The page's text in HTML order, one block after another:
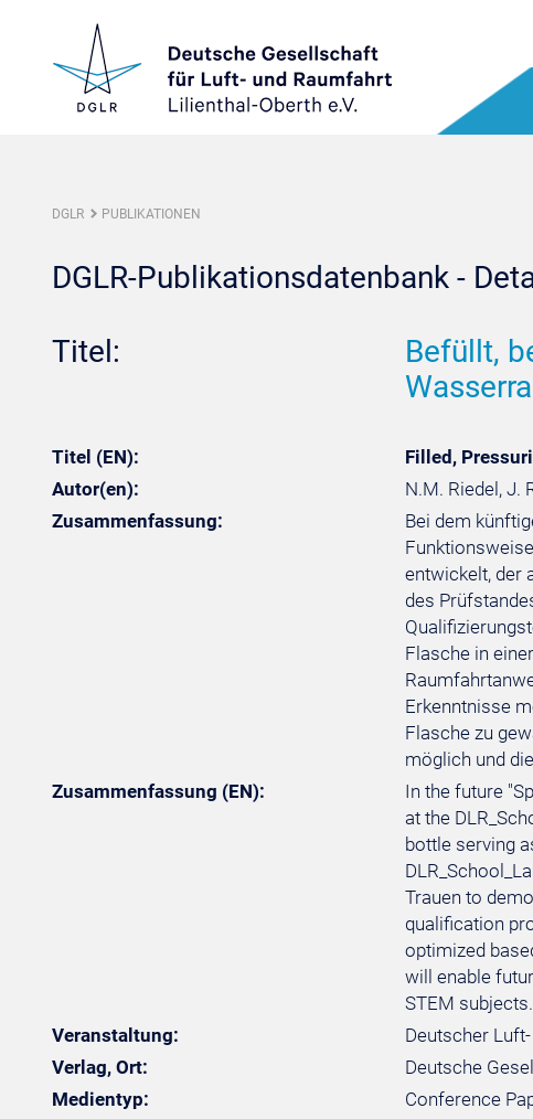
DGLR PUBLIKATIONEN
DGLR-Publikationsdatenbank -
Titel:
Befüllt,
Titel (EN):
Filled,
Autor(en):
N.M. Riedel, J.
Zusammenfassung:
Bei dem
entwickelt, der
des
Flasche in
Erkenntnisse
Flasche zu
möglich und
Zusammenfassung (EN):
In the future
at the
bottle serving
Trauen to
qualification
optimized
will enable
STEM subjects.
Veranstaltung:
Deutscher
Verlag, Ort:
Deutsche
Medientyp:
Conference